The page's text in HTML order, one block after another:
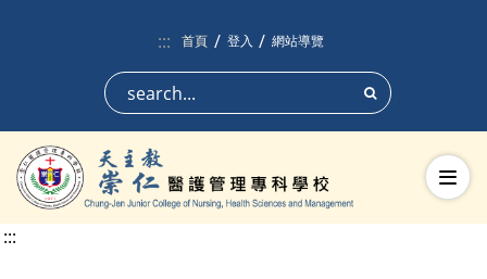
:::
首頁 登入 網站導覽
搜尋
切換
:::